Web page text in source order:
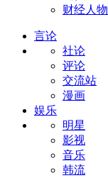
财经人物
言论
社论
评论
交流站
漫画
娱乐
明星
影视
音乐
韩流